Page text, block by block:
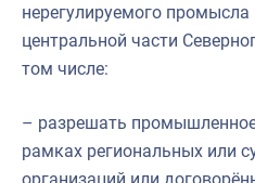
нерегулируемого
центральной части
том числе:
– разрешать
рамках региональных или